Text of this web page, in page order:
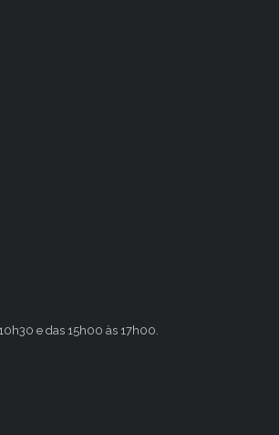
e das 15h00 às 17h00.